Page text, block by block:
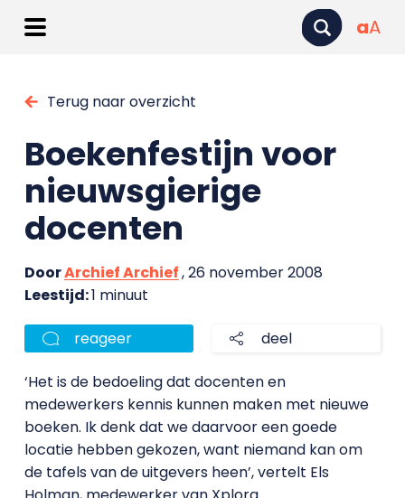
aA
Terug naar overzicht
Boekenfestijn voor
nieuwsgierige
docenten
DoorArchief Archief, 26 november 2008
Leestijd:1 minuut
reageer deel
‘Het is de bedoeling dat docenten en
medewerkers kennis kunnen maken met nieuwe
boeken. Ik denk dat we daarvoor een goede
locatie hebben gekozen, want niemand kan om
de tafels van de uitgevers heen’, vertelt Els